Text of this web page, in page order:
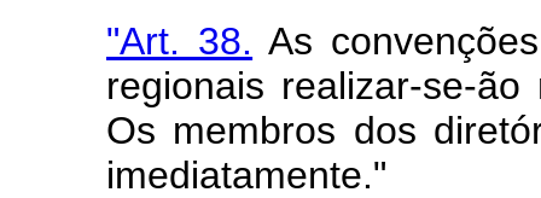
"Art. 38. As
regionais
Os membros dos
imediatamente."